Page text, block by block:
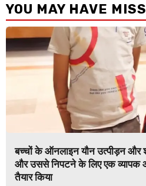
YOU MAY HAVE
बच्चों के ऑनलाइन यौन उत्पीड़न और
और उससे निपटने के लिए एक व्यापक
तैयार किया